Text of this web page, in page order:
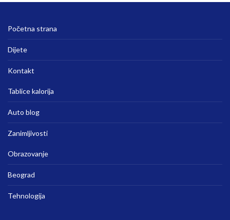
Početna strana
Dijete
Kontakt
Tablice kalorija
Auto blog
Zanimljivosti
Obrazovanje
Beograd
Tehnologija